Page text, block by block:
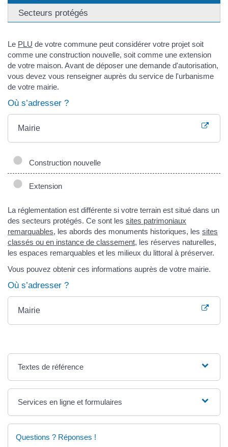
Secteurs protégés
Le PLU de votre commune peut considérer votre projet soit
comme une construction nouvelle, soit comme une extension
de votre maison. Avant de déposer une demande d'autorisation,
vous devez vous renseigner auprès du service de l'urbanisme
de votre mairie.
Où s’adresser ?
Mairie
Construction nouvelle
Extension
La réglementation est différente si votre terrain est situé dans un
des secteurs protégés. Ce sont les sites patrimoniaux
remarquables, les abords des monuments historiques, les sites
classés ou en instance de classement, les réserves naturelles,
les espaces remarquables et les milieux du littoral à préserver.
Vous pouvez obtenir ces informations auprès de votre mairie.
Où s’adresser ?
Mairie
Textes de référence
Services en ligne et formulaires
Questions ? Réponses !